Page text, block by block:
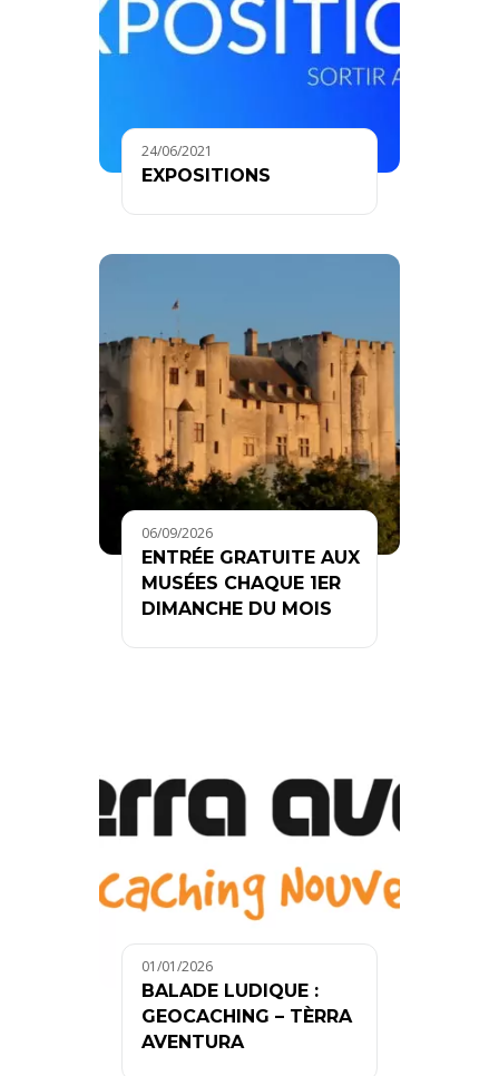
24/06/2021
EXPOSITIONS
06/09/2026
ENTRÉE GRATUITE AUX
MUSÉES CHAQUE 1ER
DIMANCHE DU MOIS
01/01/2026
BALADE LUDIQUE :
GEOCACHING – TÈRRA
AVENTURA